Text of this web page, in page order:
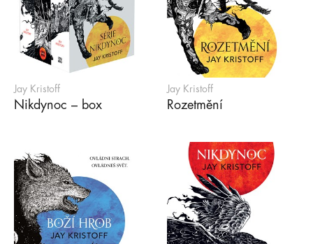
Jay Kristoff
Nikdynoc – box
Jay Kristoff
Rozetmění